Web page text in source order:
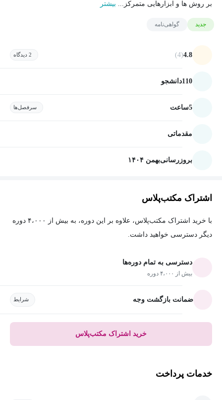
بر روش ها و ابزارهایی متمرکز... بیشتر
جدید گواهی‌نامه
4.8
(4) 2 دیدگاه
110دانشجو
5ساعت سرفصل‌ها
مقدماتی
بروزرسانیبهمن ۱۴۰۴
اشتراک مکتب‌پلاس
با خرید اشتراک مکتب‌پلاس، علاوه بر این دوره، به بیش از ۴،۰۰۰ دوره
دیگر دسترسی خواهید داشت.
دسترسی به تمام دوره‌ها
بیش از ۴،۰۰۰ دوره
ضمانت بازگشت وجه شرایط
خرید اشتراک مکتب‌پلاس
خدمات پرداخت